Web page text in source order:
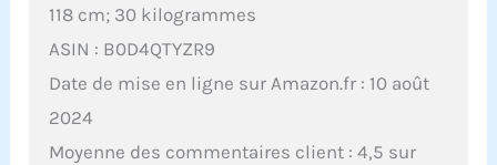
118 cm; 30 kilogrammes
ASIN : B0D4QTYZR9
Date de mise en ligne sur Amazon.fr : 10 août
2024
Moyenne des commentaires client : 4,5 sur